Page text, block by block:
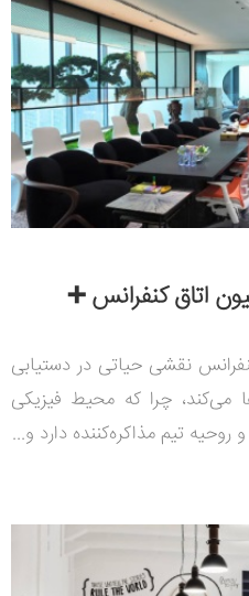
اتاق کنفرانس ➕
نقشی حیاتی در دستیابی
می‌کند، چرا که محیط فیزیکی
روحیه تیم مذاکره‌کننده دارد و...